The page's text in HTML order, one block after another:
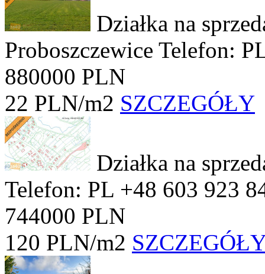
Działka na
Proboszczewice Telefon:
880000 PLN
22 PLN/m2 SZCZEGÓŁY
Działka na
Telefon: PL +48 603 923
744000 PLN
120 PLN/m2